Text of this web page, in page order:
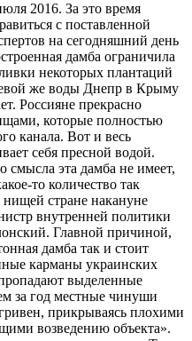
2016. За это время
с поставленной
на сегодняшний день
дамба ограничила
некоторых плантаций
же воды Днепр в Крыму
Россияне прекрасно
которые полностью
канала. Вот и весь
себя пресной водой.
смысла эта дамба не имеет,
то количество так
стране накануне
внутренней политики
Главной причиной,
дамба так и стоит
карманы украинских
выделенные
за год местные чинуши
прикрываясь плохими
возведению объекта».